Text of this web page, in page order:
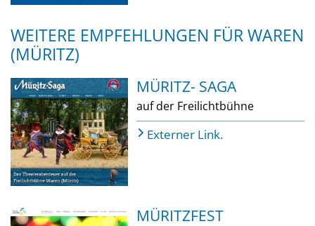
WEITERE EMPFEHLUNGEN FÜR WAREN
(MÜRITZ)
MÜRITZ- SAGA
auf der Freilichtbühne
Externer Link.
MÜRITZFEST